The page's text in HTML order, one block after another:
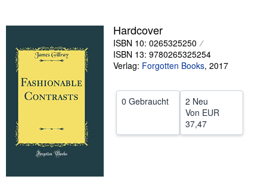
Verkäufer
Verkäufer werden
Hilfe
Hardcover
ISBN 10: 0265325250
ISBN 13: 9780265325254
Verlag: Forgotten Books, 2017
0 Gebraucht
2 Neu
Von EUR
37,47